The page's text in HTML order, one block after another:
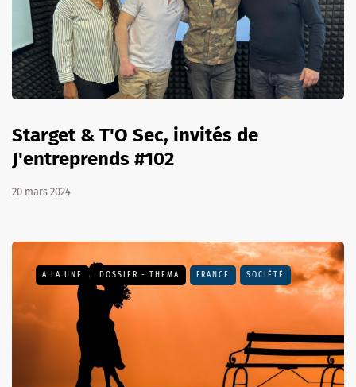
Starget & T'O Sec, invités de
J'entreprends #102
20 mars 2024
A LA UNE DOSSIER - THEMA FRANCE SOCIÉTÉ